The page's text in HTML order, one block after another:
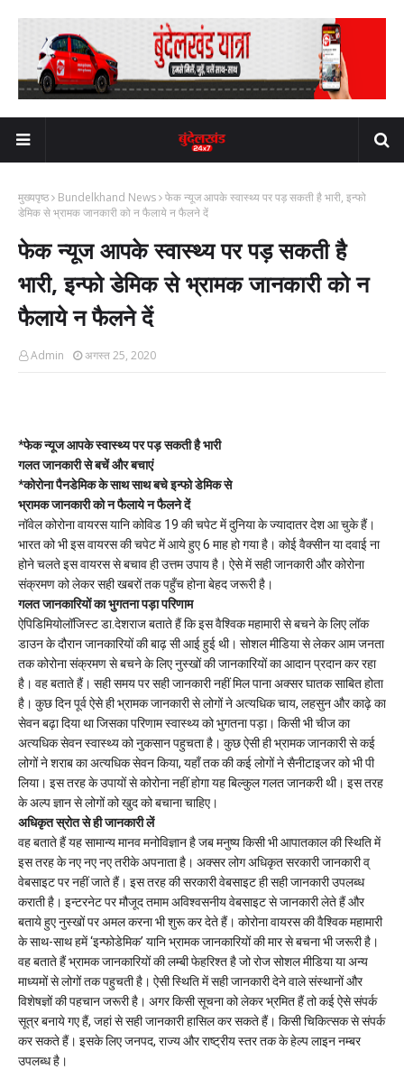
मुख्यपृष्ठ Bundelkhand News फेक न्यूज आपके स्वास्थ्य पर पड़ सकती है भारी, इन्फो
डेमिक से भ्रामक जानकारी को न फैलाये न फैलने दें
फेक न्यूज आपके स्वास्थ्य पर पड़ सकती है
भारी, इन्फो डेमिक से भ्रामक जानकारी को न
फैलाये न फैलने दें
Admin अगस्त 25, 2020
*फेक न्यूज आपके स्वास्थ्य पर पड़ सकती है भारी
गलत जानकारी से बचें और बचाएं
*कोरोना पैनडेमिक के साथ साथ बचे इन्फो डेमिक से
भ्रामक जानकारी को न फैलाये न फैलने दें
नॉवेल कोरोना वायरस यानि कोविड 19 की चपेट में दुनिया के ज्यादातर देश आ चुके हैं।
भारत को भी इस वायरस की चपेट में आये हुए 6 माह हो गया है। कोई वैक्सीन या दवाई ना
होने चलते इस वायरस से बचाव ही उत्तम उपाय है। ऐसे में सही जानकारी और कोरोना
संक्रमण को लेकर सही खबरों तक पहुँच होना बेहद जरूरी है।
गलत जानकारियों का भुगतना पड़ा परिणाम
ऐपिडिमियोलॉजिस्ट डा.देशराज बताते हैं कि इस वैश्विक महामारी से बचने के लिए लॉक
डाउन के दौरान जानकारियों की बाढ़ सी आई हुई थी। सोशल मीडिया से लेकर आम जनता
तक कोरोना संक्रमण से बचने के लिए नुस्खों की जानकारियों का आदान प्रदान कर रहा
है। वह बताते हैं। सही समय पर सही जानकारी नहीं मिल पाना अक्सर घातक साबित होता
है। कुछ दिन पूर्व ऐसे ही भ्रामक जानकारी से लोगों ने अत्यधिक चाय, लहसुन और काढ़े का
सेवन बढ़ा दिया था जिसका परिणाम स्वास्थ्य को भुगतना पड़ा। किसी भी चीज का
अत्यधिक सेवन स्वास्थ्य को नुकसान पहुचता है। कुछ ऐसी ही भ्रामक जानकारी से कई
लोगों ने शराब का अत्यधिक सेवन किया, यहाँ तक की कई लोगों ने सैनीटाइजर को भी पी
लिया। इस तरह के उपायों से कोरोना नहीं होगा यह बिल्कुल गलत जानकरी थी। इस तरह
के अल्प ज्ञान से लोगों को खुद को बचाना चाहिए।
अधिकृत स्रोत से ही जानकारी लें
वह बताते हैं यह सामान्य मानव मनोविज्ञान है जब मनुष्य किसी भी आपातकाल की स्थिति में
इस तरह के नए नए नए तरीके अपनाता है। अक्सर लोग अधिकृत सरकारी जानकारी व्
वेबसाइट पर नहीं जाते हैं। इस तरह की सरकारी वेबसाइट ही सही जानकारी उपलब्ध
कराती है। इन्टरनेट पर मौजूद तमाम अविश्वसनीय वेबसाइट से जानकारी लेते हैं और
बताये हुए नुस्खों पर अमल करना भी शुरू कर देते हैं। कोरोना वायरस की वैश्विक महामारी
के साथ-साथ हमें ‘इन्फोडेमिक’ यानि भ्रामक जानकारियों की मार से बचना भी जरूरी है।
वह बताते हैं भ्रामक जानकारियों की लम्बी फेहरिश्त है जो रोज सोशल मीडिया या अन्य
माध्यमों से लोगों तक पहुचती है। ऐसी स्थिति में सही जानकारी देने वाले संस्थानों और
विशेषज्ञों की पहचान जरूरी है। अगर किसी सूचना को लेकर भ्रमित हैं तो कई ऐसे संपर्क
सूत्र बनाये गए हैं, जहां से सही जानकारी हासिल कर सकते हैं। किसी चिकित्सक से संपर्क
कर सकते हैं। इसके लिए जनपद, राज्य और राष्ट्रीय स्तर तक के हेल्प लाइन नम्बर
उपलब्ध है।